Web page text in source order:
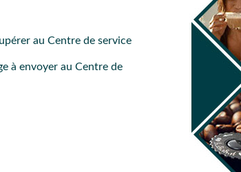
au Centre de service
à envoyer au Centre de